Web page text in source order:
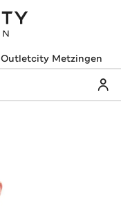
Outletcity Metzingen